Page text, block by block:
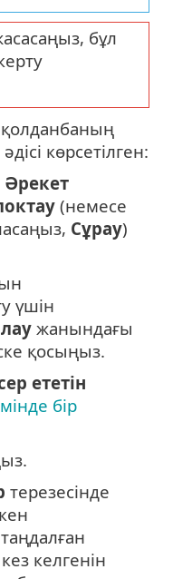
бұл
көрсетілген:
Әрекет
(немесе
Сұрау)
үшін
жанындағы
қосыңыз.
ететін
бір
терезесінде
келгенін